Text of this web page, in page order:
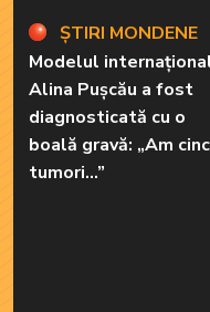
ȘTIRI MONDENE
Modelul
Alina Pușcău a fost
diagnosticată cu o
boală gravă: „Am
tumori...”